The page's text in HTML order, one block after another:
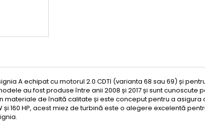
A echipat cu motorul 2.0 CDTI (varianta 68 sau 69) și
au fost produse între anii 2008 și 2017 și sunt cunoscute
materiale de înaltă calitate și este conceput pentru a asigura
și 160 HP, acest miez de turbină este o alegere excelentă